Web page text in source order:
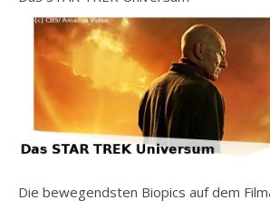
Die bewegendsten Biopics auf dem